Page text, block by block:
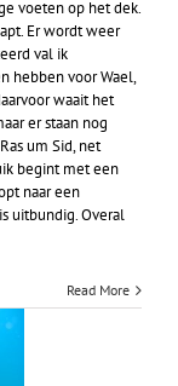
voeten op het dek.
Er wordt weer
val ik
hebben voor Wael,
waait het
er staan nog
um Sid, net
begint met een
naar een
uitbundig. Overal
Read More